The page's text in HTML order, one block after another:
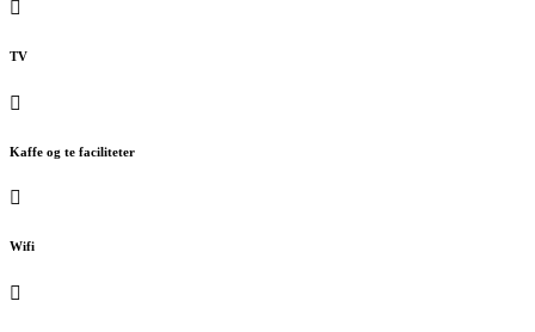
TV
Kaffe og te faciliteter
Wifi